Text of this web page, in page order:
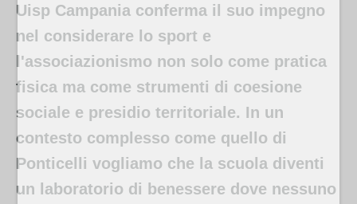
Uisp Campania conferma il suo impegno
nel considerare lo sport e
l'associazionismo non solo come pratica
fisica ma come strumenti di coesione
sociale e presidio territoriale. In un
contesto complesso come quello di
Ponticelli vogliamo che la scuola diventi
un laboratorio di benessere dove nessuno